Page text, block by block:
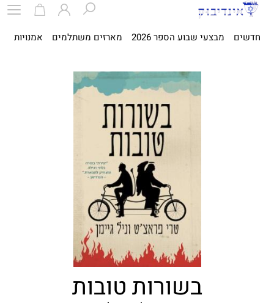
חדשים מבצעי שבוע הספר 2026 מארזים משתלמים אמנויות
בשורות טובות